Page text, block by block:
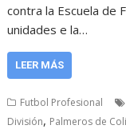
contra la Escuela de
unidades e la…
LEER MÁS
Futbol Profesional
División, Palmeros de